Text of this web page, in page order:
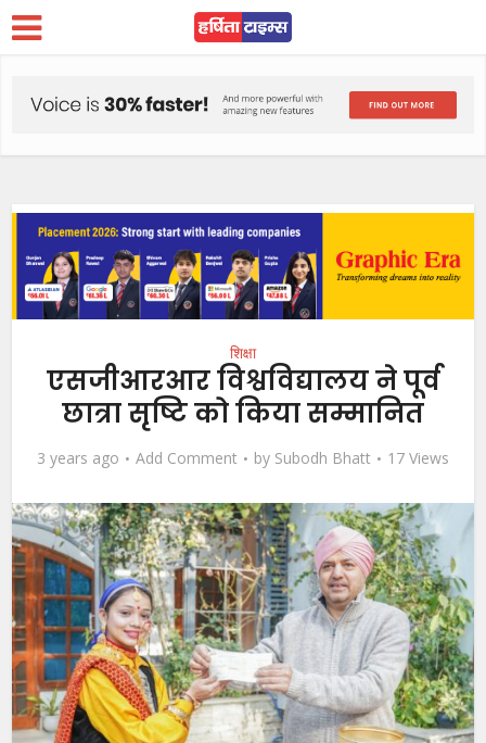
शिक्षा
एसजीआरआर विश्वविद्यालय ने पूर्व
छात्रा सृष्टि को किया सम्मानित
3 years ago Add Comment by Subodh Bhatt 17 Views